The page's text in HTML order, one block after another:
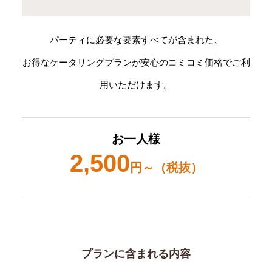
パーティに必要な要素すべてが含まれた、
お得なケータリングプランが安心のコミコミ価格でご利
用いただけます。
お一人様
2,500 円～（税抜）
プランに含まれる内容